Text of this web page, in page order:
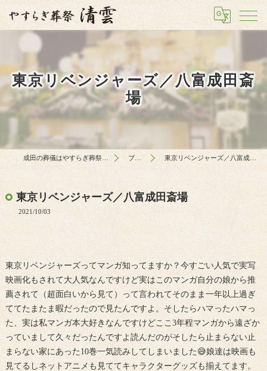
東京リベンジャーズ／八富成田斎
場
成田の葬儀はやすらぎ葬祭 清雲 ブログ 東京リベンジャーズ／八富成田斎場
東京リベンジャーズ／八富成田斎場
2021/10/03
東京リベンジャーズってマンガ知ってますか？今すごい人気で実写
映画化もされて大人気なんですけど実はこのマンガ自分の娘から推
薦されて（超面白いから見て）って言われてそのまま一年以上過ぎ
ててたまたま暇だったので見たんですよ。そしたらハマったハマっ
た、実は私マンガ本大好きなんですけどここ3年程マンガから遠ざか
っていまして久々だったんですよ読んだのがそしたら止まらない止
まらない家にあった10巻一気読みしてしまいました😅娘達は映画も
見てるしネットアニメも見ててキャラクターグッズも揃えてます。